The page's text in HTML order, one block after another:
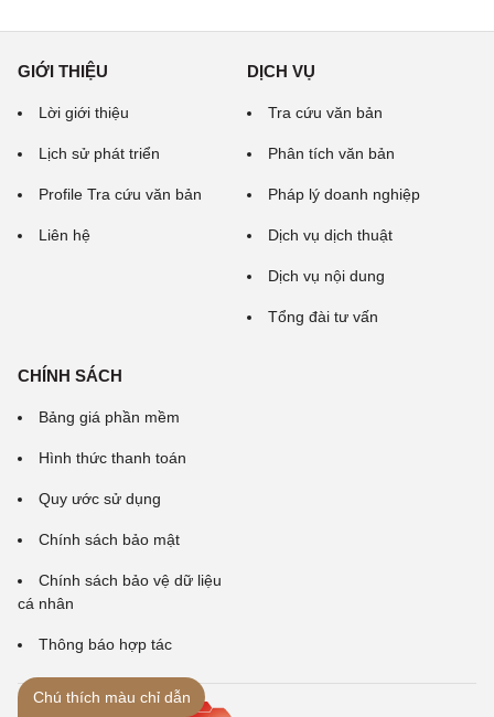
GIỚI THIỆU
Lời giới thiệu
Lịch sử phát triển
Profile Tra cứu văn bản
Liên hệ
DỊCH VỤ
Tra cứu văn bản
Phân tích văn bản
Pháp lý doanh nghiệp
Dịch vụ dịch thuật
Dịch vụ nội dung
Tổng đài tư vấn
CHÍNH SÁCH
Bảng giá phần mềm
Hình thức thanh toán
Quy ước sử dụng
Chính sách bảo mật
Chính sách bảo vệ dữ liệu
cá nhân
Thông báo hợp tác
Chú thích màu chỉ dẫn